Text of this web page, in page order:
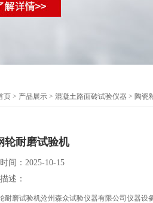
页 > 产品展示 > 混凝土路面砖试验仪器 > 陶瓷
轮耐磨试验机
间：2025-10-15
述：
耐磨试验机沧州森众试验仪器有限公司仪器设